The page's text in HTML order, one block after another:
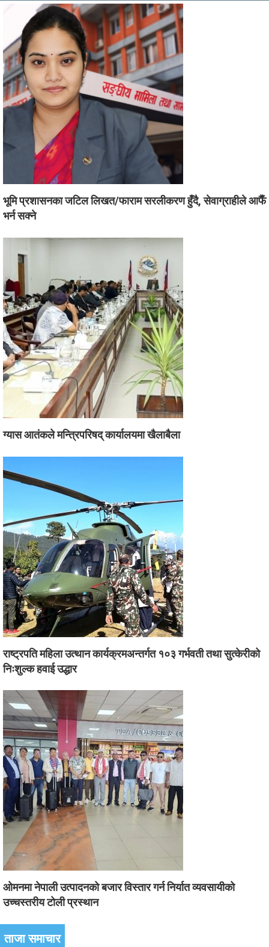
भूमि प्रशासनका जटिल लिखत/फाराम सरलीकरण हुँदै, सेवाग्राहीले आफैँ
भर्न सक्ने
ग्यास आतंकले मन्त्रिपरिषद् कार्यालयमा खैलाबैला
राष्ट्रपति महिला उत्थान कार्यक्रमअन्तर्गत १०३ गर्भवती तथा सुत्केरीको
निःशुल्क हवाई उद्धार
ओमनमा नेपाली उत्पादनको बजार विस्तार गर्न निर्यात व्यवसायीको
उच्चस्तरीय टोली प्रस्थान
ताजा समाचार